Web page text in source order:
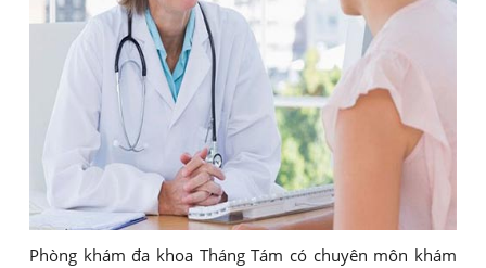
Phòng khám đa khoa Tháng Tám có chuyên môn khám